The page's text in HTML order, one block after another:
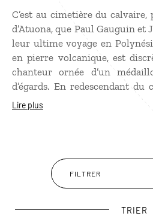
C’est au cimetière du
d’Atuona, que Paul Gauguin et
leur ultime voyage en
en pierre volcanique, est
chanteur ornée d’un
d’égards. En redescendant du
très belle vue sur la baie, ne
bimoteur restauré grâce à
marquisiens.
Lire plus
FILTRER
TRIER